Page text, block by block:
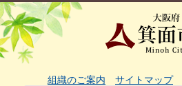
組織のご案内 サイトマップ